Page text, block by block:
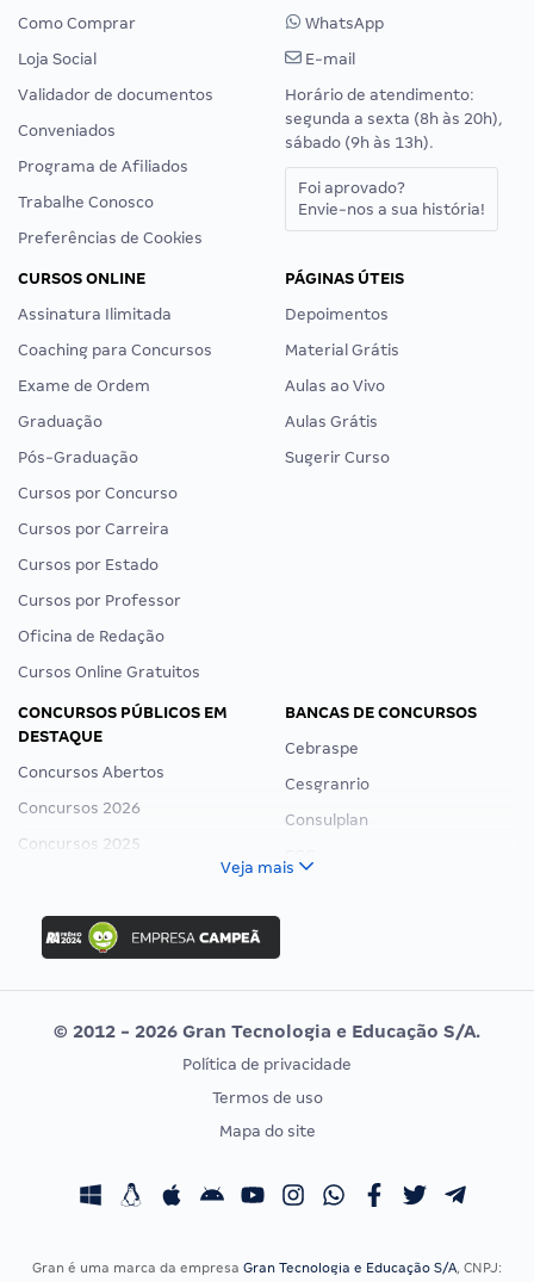
Como Comprar
Loja Social
Validador de documentos
Conveniados
Programa de Afiliados
Trabalhe Conosco
Preferências de Cookies
WhatsApp
E-mail
Horário de atendimento:
segunda a sexta (8h às 20h),
sábado (9h às 13h).
Foi aprovado?
Envie-nos a sua história!
CURSOS ONLINE
Assinatura Ilimitada
Coaching para Concursos
Exame de Ordem
Graduação
Pós-Graduação
Cursos por Concurso
Cursos por Carreira
Cursos por Estado
Cursos por Professor
Oficina de Redação
Cursos Online Gratuitos
PÁGINAS ÚTEIS
Depoimentos
Material Grátis
Aulas ao Vivo
Aulas Grátis
Sugerir Curso
CONCURSOS PÚBLICOS EM
DESTAQUE
Concursos Abertos
Concursos 2026
Concursos 2025
Concurso Nacional Unificado
Concurso Ibama
Concurso MPU
Editais publicados
BANCAS DE CONCURSOS
Cebraspe
Cesgranrio
Consulplan
Vunesp
CONCURSOS POR PROFISSÃO
Concursos Fiscais
EXAME DE ORDEM
Calendário OAB
Veja mais
© 2012 - 2026 Gran Tecnologia e Educação S/A.
Política de privacidade
Termos de uso
Mapa do site
Gran é uma marca da empresa Gran Tecnologia e Educação S/A, CNPJ: